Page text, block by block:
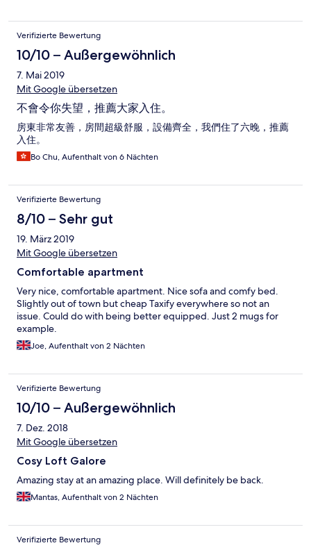
Verifizierte Bewertung
10/10 – Außergewöhnlich
7. Mai 2019
Mit Google übersetzen
不會令你失望，推薦大家入住。
房東非常友善，房間超級舒服，設備齊全，我們住了六晚，推薦
入住。
Bo Chu, Aufenthalt von 6 Nächten
Verifizierte Bewertung
8/10 – Sehr gut
19. März 2019
Mit Google übersetzen
Comfortable apartment
Very nice, comfortable apartment. Nice sofa and comfy bed.
Slightly out of town but cheap Taxify everywhere so not an
issue. Could do with being better equipped. Just 2 mugs for
example.
Joe, Aufenthalt von 2 Nächten
Verifizierte Bewertung
10/10 – Außergewöhnlich
7. Dez. 2018
Mit Google übersetzen
Cosy Loft Galore
Amazing stay at an amazing place. Will definitely be back.
Mantas, Aufenthalt von 2 Nächten
Verifizierte Bewertung